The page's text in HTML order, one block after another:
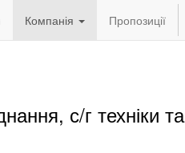
Компанія Пропозиції
с/г техніки та